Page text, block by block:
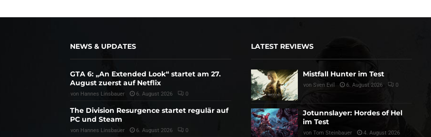
NEWS & UPDATES
GTA 6: „An Extended Look“ startet am 27.
August zuerst auf Netflix
von Hannes Linsbauer 6. August 2026 0
The Division Resurgence startet regulär auf
PC und Steam
von Hannes Linsbauer 6. August 2026 0
LATEST REVIEWS
Mistfall Hunter im Test
von Sven Evil 6. August 2026 0
Jotunnslayer: Hordes of Hel
im Test
von Tom Steinbauer
4. August 2026